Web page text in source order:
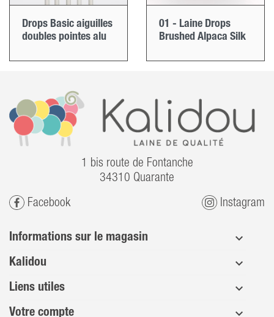
Drops Basic aiguilles
doubles pointes alu
01 - Laine Drops
Brushed Alpaca Silk
1 bis route de Fontanche
34310 Quarante
Facebook Instagram
Informations sur le magasin
Kalidou
Liens utiles
Votre compte